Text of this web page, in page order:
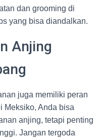
dan grooming di
yang bisa diandalkan.
Anjing
juga memiliki peran
Meksiko, Anda bisa
anjing, tetapi penting
Jangan tergoda